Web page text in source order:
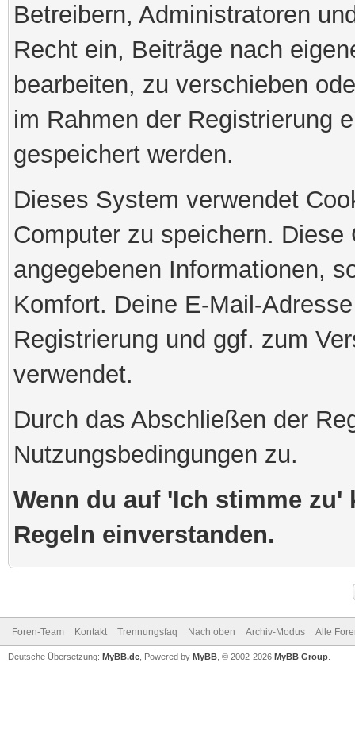
Betreibern, Administratoren
Recht ein, Beiträge nach
bearbeiten, zu verschieben
im Rahmen der Registrierung
gespeichert werden.
Dieses System verwendet
Computer zu speichern.
angegebenen Informationen,
Komfort. Deine E-Mail-
Registrierung und ggf. zum
verwendet.
Durch das Abschließen der
Nutzungsbedingungen zu.
Wenn du auf 'Ich stimme
Regeln einverstanden.
Foren-Team Kontakt Trennungsfaq Nach oben Archiv-Modus Alle
Deutsche Übersetzung: MyBB.de , Powered by MyBB , © 2002-2026 MyBB Group